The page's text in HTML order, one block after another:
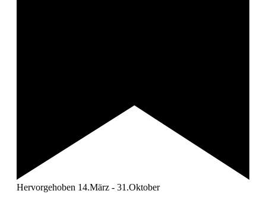
Hervorgehoben 14.März - 31.Oktober